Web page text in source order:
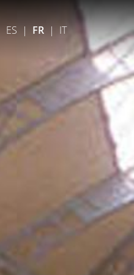
ES | FR | IT